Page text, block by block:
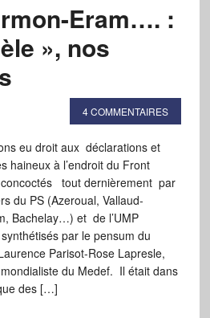
Eram…. :
», nos
4 COMMENTAIRES
eu droit aux déclarations et
haineux à l’endroit du Front
concoctés tout dernièrement par
du PS (Azeroual, Vallaud-
Bachelay…) et de l’UMP
par le pensum du
Parisot-Rose Lapresle,
du Medef. Il était dans
des […]